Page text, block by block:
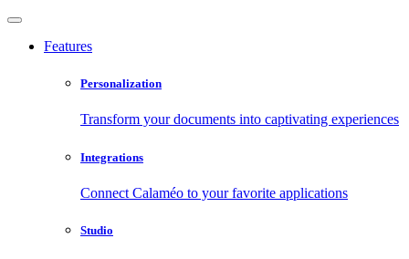
Features
Personalization
Transform your documents into captivating experiences
Integrations
Connect Calaméo to your favorite applications
Studio